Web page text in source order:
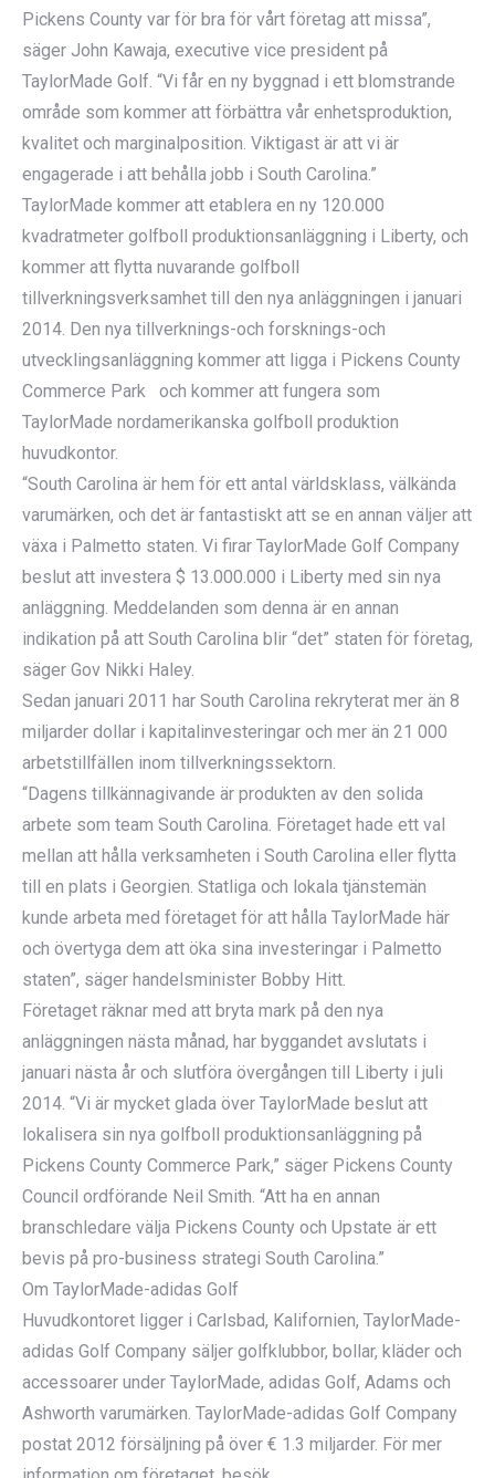
Pickens County var för bra för vårt företag att missa”,
säger John Kawaja, executive vice president på
TaylorMade Golf. “Vi får en ny byggnad i ett blomstrande
område som kommer att förbättra vår enhetsproduktion,
kvalitet och marginalposition. Viktigast är att vi är
engagerade i att behålla jobb i South Carolina.”
TaylorMade kommer att etablera en ny 120.000
kvadratmeter golfboll produktionsanläggning i Liberty, och
kommer att flytta nuvarande golfboll
tillverkningsverksamhet till den nya anläggningen i januari
2014. Den nya tillverknings-och forsknings-och
utvecklingsanläggning kommer att ligga i Pickens County
Commerce Park och kommer att fungera som
TaylorMade nordamerikanska golfboll produktion
huvudkontor.
“South Carolina är hem för ett antal världsklass, välkända
varumärken, och det är fantastiskt att se en annan väljer att
växa i Palmetto staten. Vi firar TaylorMade Golf Company
beslut att investera $ 13.000.000 i Liberty med sin nya
anläggning. Meddelanden som denna är en annan
indikation på att South Carolina blir “det” staten för företag,
säger Gov Nikki Haley.
Sedan januari 2011 har South Carolina rekryterat mer än 8
miljarder dollar i kapitalinvesteringar och mer än 21 000
arbetstillfällen inom tillverkningssektorn.
“Dagens tillkännagivande är produkten av den solida
arbete som team South Carolina. Företaget hade ett val
mellan att hålla verksamheten i South Carolina eller flytta
till en plats i Georgien. Statliga och lokala tjänstemän
kunde arbeta med företaget för att hålla TaylorMade här
och övertyga dem att öka sina investeringar i Palmetto
staten”, säger handelsminister Bobby Hitt.
Företaget räknar med att bryta mark på den nya
anläggningen nästa månad, har byggandet avslutats i
januari nästa år och slutföra övergången till Liberty i juli
2014. “Vi är mycket glada över TaylorMade beslut att
lokalisera sin nya golfboll produktionsanläggning på
Pickens County Commerce Park,” säger Pickens County
Council ordförande Neil Smith. “Att ha en annan
branschledare välja Pickens County och Upstate är ett
bevis på pro-business strategi South Carolina.”
Om TaylorMade-adidas Golf
Huvudkontoret ligger i Carlsbad, Kalifornien, TaylorMade-
adidas Golf Company säljer golfklubbor, bollar, kläder och
accessoarer under TaylorMade, adidas Golf, Adams och
Ashworth varumärken. TaylorMade-adidas Golf Company
postat 2012 försäljning på över € 1.3 miljarder. För mer